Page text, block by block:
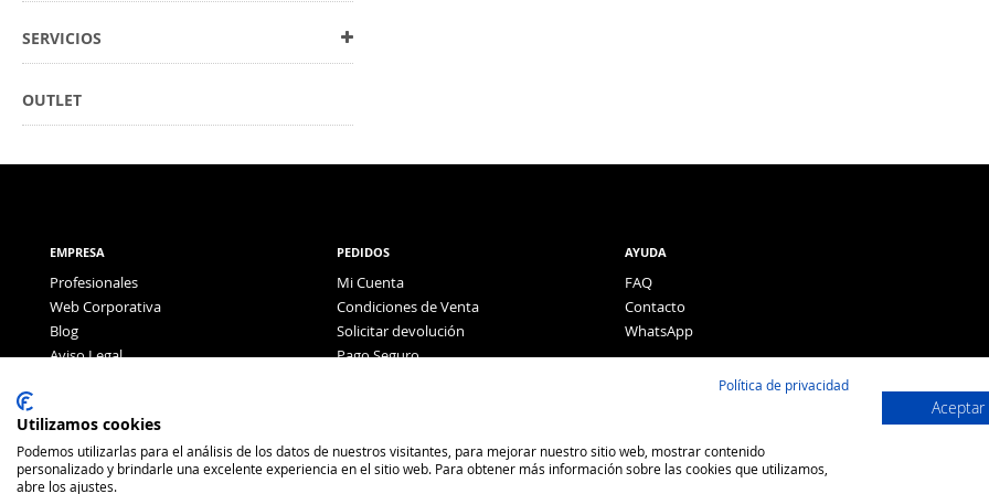
SERVICIOS
OUTLET
EMPRESA
Profesionales
Web Corporativa
Blog
Aviso Legal
PEDIDOS
Mi Cuenta
Condiciones de Venta
Solicitar devolución
Pago Seguro
AYUDA
FAQ
Contacto
WhatsApp
Política de privacidad
Utilizamos cookies
Podemos utilizarlas para el análisis de los datos de nuestros visitantes, para mejorar nuestro sitio web, mostrar contenido
personalizado y brindarle una excelente experiencia en el sitio web. Para obtener más información sobre las cookies que utilizamos,
abre los ajustes.